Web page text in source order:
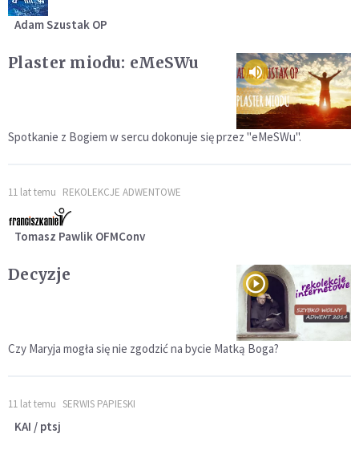
Adam Szustak OP
Plaster miodu: eMeSWu
Spotkanie z Bogiem w sercu dokonuje się przez "eMeSWu".
11 lat temu REKOLEKCJE ADWENTOWE
Tomasz Pawlik OFMConv
Decyzje
Czy Maryja mogła się nie zgodzić na bycie Matką Boga?
11 lat temu SERWIS PAPIESKI
KAI / ptsj